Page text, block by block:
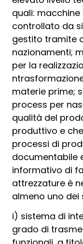
quali:
controllato da
gestito tramite
nazionamenti;
per la
materie prime;
process per
qualità del
produttivo e
processi di
documentabile
informativo di
attrezzature è
almeno uno dei
i) sistema di
grado di